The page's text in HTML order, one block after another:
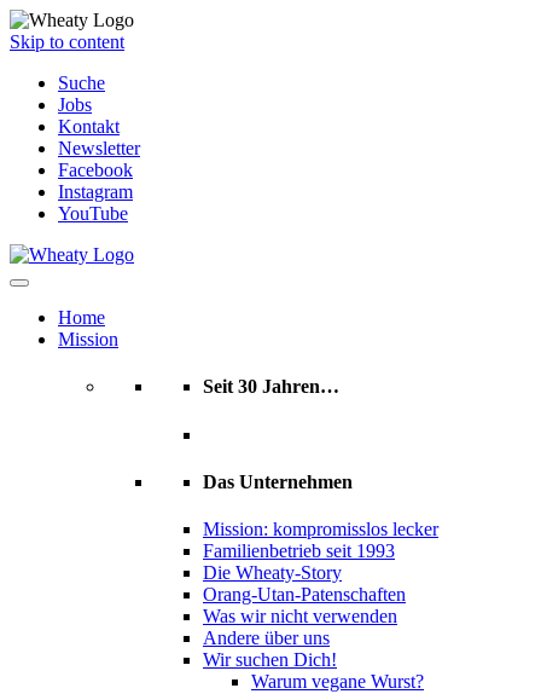
Skip to content
Suche
Jobs
Kontakt
Newsletter
Facebook
Instagram
YouTube
Home
Mission
Seit 30 Jahren…
Das Unternehmen
Mission: kompromisslos lecker
Familienbetrieb seit 1993
Die Wheaty-Story
Orang-Utan-Patenschaften
Was wir nicht verwenden
Andere über uns
Wir suchen Dich!
Warum vegane Wurst?